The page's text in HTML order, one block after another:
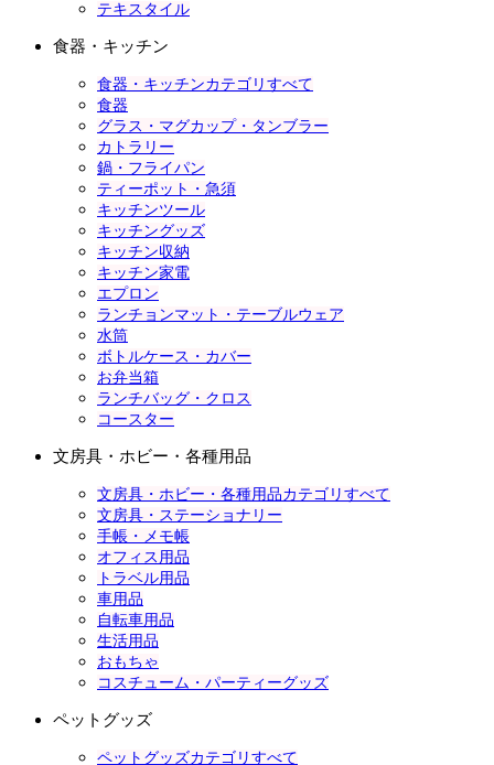
テキスタイル
食器・キッチン
食器・キッチンカテゴリすべて
食器
グラス・マグカップ・タンブラー
カトラリー
鍋・フライパン
ティーポット・急須
キッチンツール
キッチングッズ
キッチン収納
キッチン家電
エプロン
ランチョンマット・テーブルウェア
水筒
ボトルケース・カバー
お弁当箱
ランチバッグ・クロス
コースター
文房具・ホビー・各種用品
文房具・ホビー・各種用品カテゴリすべて
文房具・ステーショナリー
手帳・メモ帳
オフィス用品
トラベル用品
車用品
自転車用品
生活用品
おもちゃ
コスチューム・パーティーグッズ
ペットグッズ
ペットグッズカテゴリすべて